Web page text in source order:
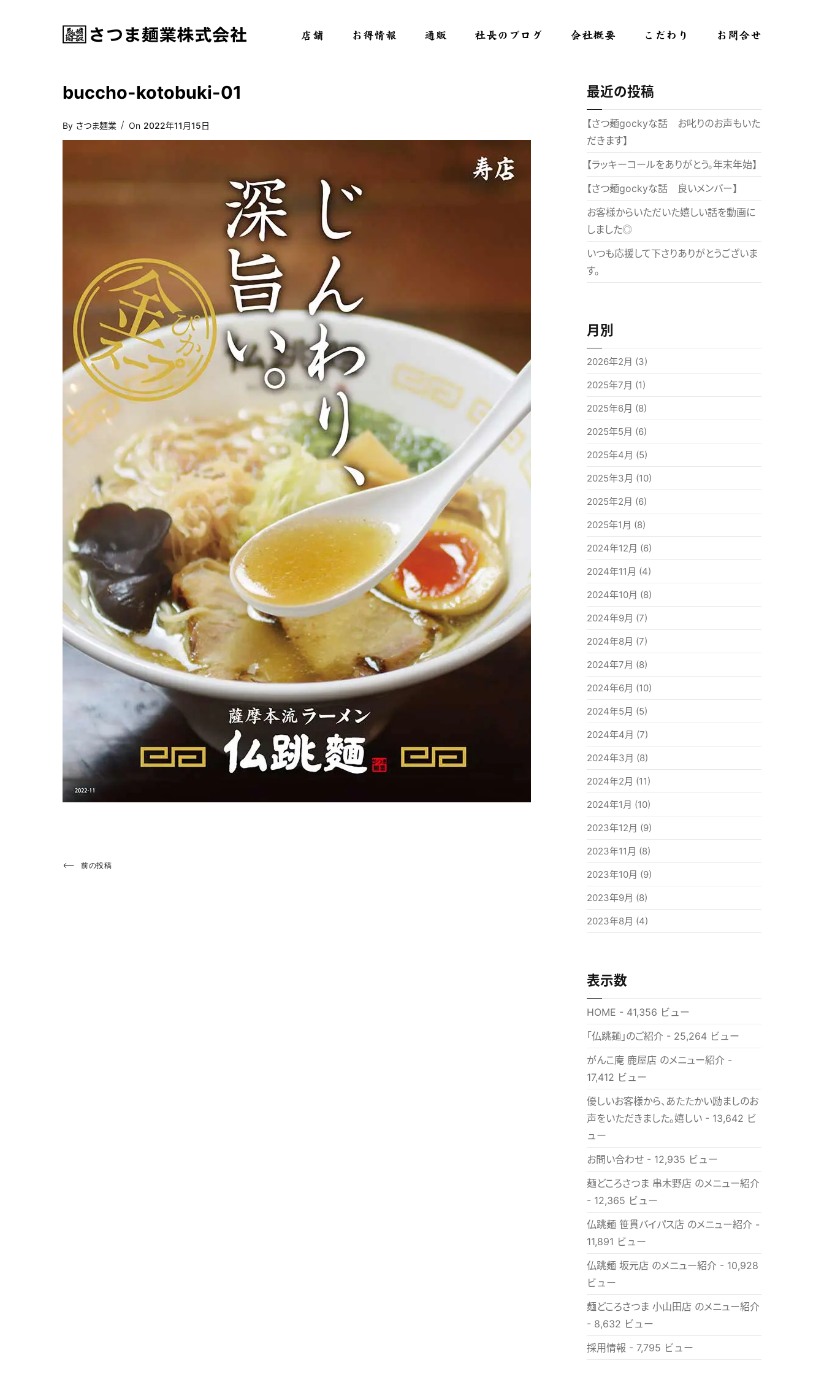
店舗 お得情報 通販 社長のブログ 会社概要 こだわり お問合せ
buccho-kotobuki-01
By さつま麺業
Posted
On
On 2022年11月15日
投
Previous
前の投稿
最近の投稿
【さつ麺gockyな話 お叱りのお声もいた
だきます】
【ラッキーコールをありがとう。年末年始】
【さつ麺gockyな話 良いメンバー】
お客様からいただいた嬉しい話を動画に
しました◎
いつも応援して下さりありがとうございま
す。
月別
2026年2月 (3)
2025年7月 (1)
2025年6月 (8)
2025年5月 (6)
2025年4月 (5)
2025年3月 (10)
2025年2月 (6)
2025年1月 (8)
2024年12月 (6)
2024年11月 (4)
2024年10月 (8)
2024年9月 (7)
2024年8月 (7)
2024年7月 (8)
2024年6月 (10)
2024年5月 (5)
2024年4月 (7)
2024年3月 (8)
2024年2月 (11)
2024年1月 (10)
2023年12月 (9)
2023年11月 (8)
2023年10月 (9)
2023年9月 (8)
2023年8月 (4)
表示数
HOME - 41,356 ビュー
「仏跳麺」のご紹介 - 25,264 ビュー
がんこ庵 鹿屋店 のメニュー紹介 -
17,412 ビュー
優しいお客様から、あたたかい励ましのお
声をいただきました。嬉しい - 13,642 ビ
ュー
お問い合わせ - 12,935 ビュー
麺どころさつま 串木野店 のメニュー紹介
- 12,365 ビュー
仏跳麺 笹貫バイパス店 のメニュー紹介 -
11,891 ビュー
仏跳麺 坂元店 のメニュー紹介 - 10,928
ビュー
麺どころさつま 小山田店 のメニュー紹介
- 8,632 ビュー
採用情報 - 7,795 ビュー